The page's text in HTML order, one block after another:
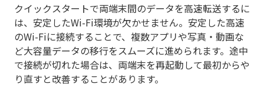
クイックスタートで両端末間のデータを高速転送するに
は、安定したWi-Fi環境が欠かせません。安定した高速
のWi-Fiに接続することで、複数アプリや写真・動画な
ど大容量データの移行をスムーズに進められます。途中
で接続が切れた場合は、両端末を再起動して最初からや
り直すと改善することがあります。